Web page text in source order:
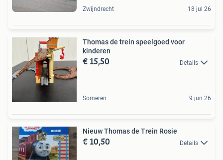
Zwijndrecht 18 jul 26
Thomas de trein speelgoed voor
kinderen
€ 15,50 Details
Someren 9 jun 26
Nieuw Thomas de Trein Rosie
€ 10,50 Details